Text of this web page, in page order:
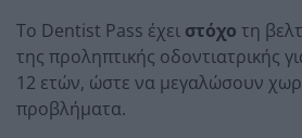
Το Dentist Pass έχει στόχο τη
της προληπτικής οδοντιατρικής
12 ετών, ώστε να μεγαλώσουν
προβλήματα.